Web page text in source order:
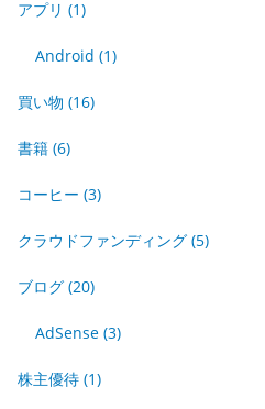
アプリ (1)
Android (1)
買い物 (16)
書籍 (6)
コーヒー (3)
クラウドファンディング (5)
ブログ (20)
AdSense (3)
株主優待 (1)